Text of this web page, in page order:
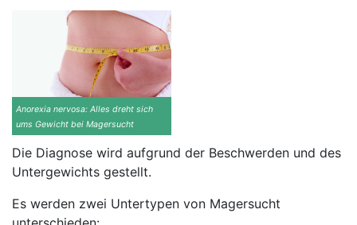
Anorexia nervosa: Alles dreht sich
ums Gewicht bei Magersucht
Die Diagnose wird aufgrund der Beschwerden und des
Untergewichts gestellt.
Es werden zwei Untertypen von Magersucht